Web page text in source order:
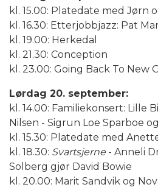
kl. 15.00: Platedate med Jørn
kl. 16.30: Etterjobbjazz: Pat
kl. 19.00: Herkedal
kl. 21.30: Conception
kl. 23.00: Going Back To New
Lørdag 20. september:
kl. 14.00: Familiekonsert: Lille
Nilsen - Sigrun Loe Sparboe
kl. 15.30: Platedate med
kl. 18.30: Svartsjerne - Anneli
Solberg gjør David Bowie
kl. 20.00: Marit Sandvik og